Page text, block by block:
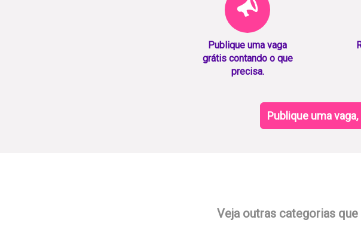
Publique uma vaga
grátis contando o que
precisa.
Publique uma
Veja outras categorias